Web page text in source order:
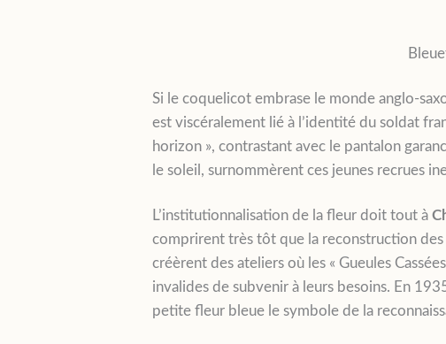
Si le coquelicot embrase le monde anglo-
est viscéralement lié à l’identité du soldat
horizon », contrastant avec le pantalon
le soleil, surnommèrent ces jeunes recrues
L’institutionnalisation de la fleur doit tout à
comprirent très tôt que la reconstruction des
créèrent des ateliers où les « Gueules
invalides de subvenir à leurs besoins. En
petite fleur bleue le symbole de la